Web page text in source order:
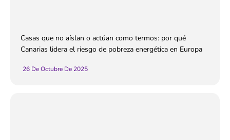
Casas que no aíslan o actúan como termos: por qué
Canarias lidera el riesgo de pobreza energética en Europa
26 De Octubre De 2025